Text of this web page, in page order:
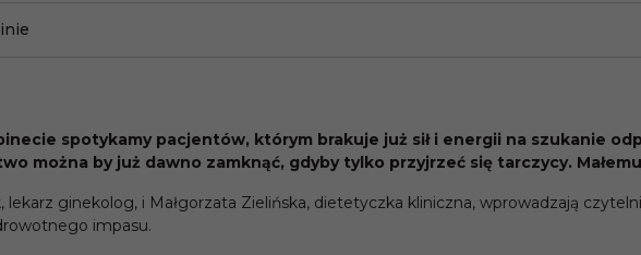
spotykamy pacjentów, którym brakuje już sił i energii na szukanie
można by już dawno zamknąć, gdyby tylko przyjrzeć się tarczycy.
lekarz ginekolog, i Małgorzata Zielińska, dietetyczka kliniczna, wprowadzają
impasu.